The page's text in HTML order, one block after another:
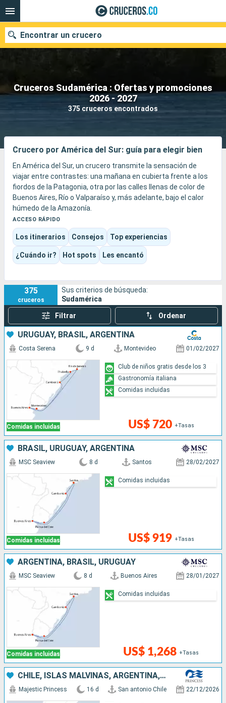
Cruceros Sudamérica : Ofertas y promociones
2026 - 2027
375 cruceros encontrados
Encontrar un crucero
Crucero por América del Sur: guía para elegir bien
En América del Sur, un crucero transmite la sensación de
viajar entre contrastes: una mañana en cubierta frente a los
fiordos de la Patagonia, otra por las calles llenas de color de
Buenos Aires, Río o Valparaíso y, más adelante, bajo el calor
húmedo de la Amazonía.
El viaje se disfruta tanto en las llegadas por mar como en las
escalas, entre glaciares, playas brasileñas, cafés históricos,
mercados, tango, samba y paisajes del fin del mundo.
Según la temporada y el barco que elijas, la experiencia puede
estar muy enfocada en la naturaleza, la cultura, la fiesta, los
ACCESO RÁPIDO
Los itinerarios Consejos Top experiencias
¿Cuándo ir? Hot spots Les encantó
375
cruceros
Sus criterios de búsqueda:
Sudamérica
Filtrar Ordenar
URUGUAY, BRASIL, ARGENTINA
Comidas incluidas
Costa Serena 9 d Montevideo 01/02/2027
US$ 720 +Tasas
Club de niños gratis desde los 3
Gastronomía italiana
Comidas incluidas
BRASIL, URUGUAY, ARGENTINA
Comidas incluidas
MSC Seaview 8 d Santos 28/02/2027
US$ 919 +Tasas
Comidas incluidas
ARGENTINA, BRASIL, URUGUAY
Comidas incluidas
MSC Seaview 8 d Buenos Aires 28/01/2027
US$ 1,268 +Tasas
Comidas incluidas
CHILE, ISLAS MALVINAS, ARGENTINA, URUGUAY
Majestic Princess 16 d San antonio Chile 22/12/2026